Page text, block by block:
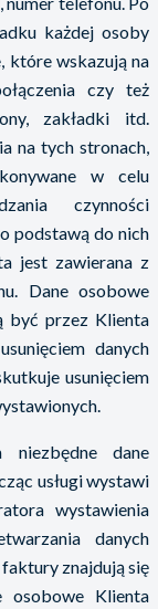
każdej osoby
które wskazują na
czy też
zakładki itd.
na tych stronach,
w celu
czynności
podstawą do nich
jest zawierana z
Dane osobowe
być przez Klienta
danych
usunięciem
niezbędne dane
usługi wystawi
wystawienia
danych
znajdują się
osobowe Klienta